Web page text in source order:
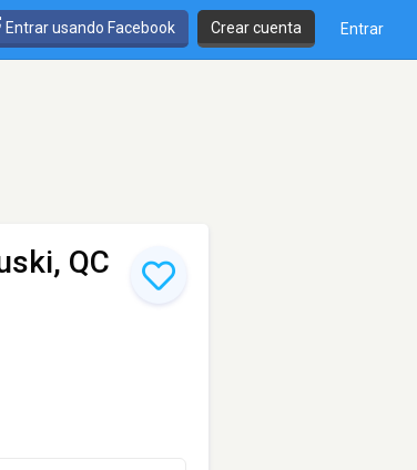
Entrar usando Facebook Crear cuenta Entrar
QC